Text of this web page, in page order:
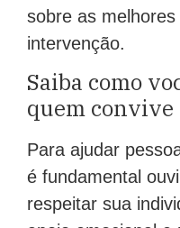
sobre as
intervenção.
Saiba como
quem convive
Para ajudar
é fundamental
respeitar sua